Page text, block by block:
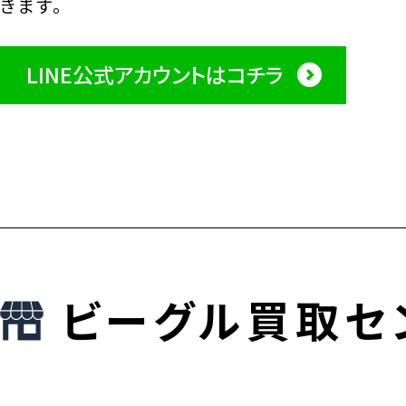
きます。
LINE公式アカウントはコチラ
ビーグル買取セ